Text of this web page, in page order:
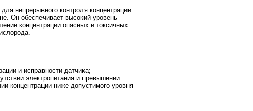
непрерывного контроля концентрации
Он обеспечивает высокий уровень
концентрации опасных и токсичных
и исправности датчика;
электропитания и превышении
концентрации ниже допустимого уровня